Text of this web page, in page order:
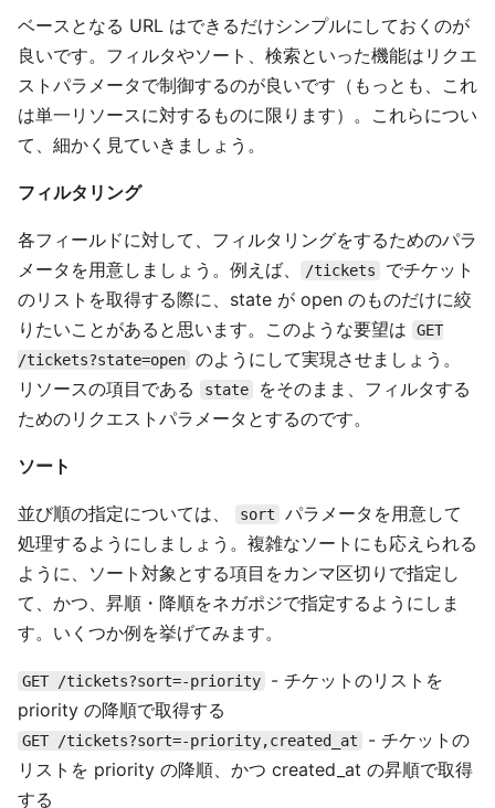
ベースとなる URL はできるだけシンプルにしておくのが
良いです。フィルタやソート、検索といった機能はリクエ
ストパラメータで制御するのが良いです（もっとも、これ
は単一リソースに対するものに限ります）。これらについ
て、細かく見ていきましょう。
フィルタリング
各フィールドに対して、フィルタリングをするためのパラ
メータを用意しましょう。例えば、
/tickets
でチケット
のリストを取得する際に、state が open のものだけに絞
りたいことがあると思います。このような要望は
GET
/tickets?state=open のようにして実現させましょう。
リソースの項目である
state
をそのまま、フィルタする
ためのリクエストパラメータとするのです。
ソート
並び順の指定については、 sort
パラメータを用意して
処理するようにしましょう。複雑なソートにも応えられる
ように、ソート対象とする項目をカンマ区切りで指定し
て、かつ、昇順・降順をネガポジで指定するようにしま
す。いくつか例を挙げてみます。
GET /tickets?sort=-priority
- チケットのリストを
priority の降順で取得する
GET /tickets?sort=-priority,created_at
- チケットの
リストを priority の降順、かつ created_at の昇順で取得
する